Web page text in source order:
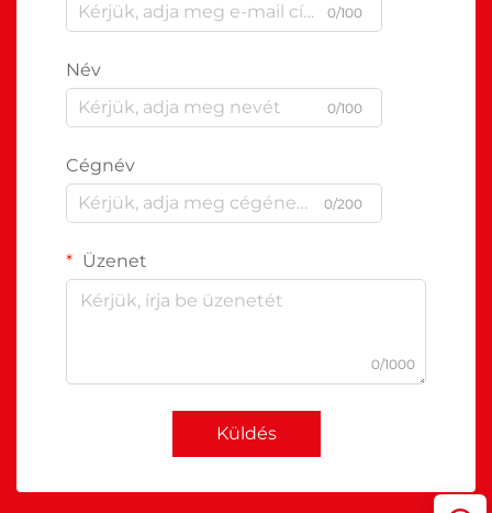
0/100
Név
0/100
Cégnév
0/200
Üzenet
0/1000
Küldés